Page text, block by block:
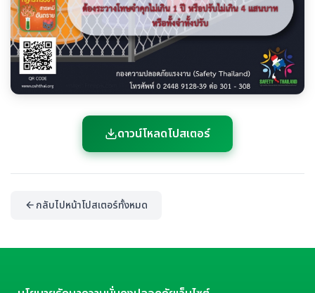
ดาวน์โหลดโปสเตอร์
กลับไปหน้าโปสเตอร์ทั้งหมด